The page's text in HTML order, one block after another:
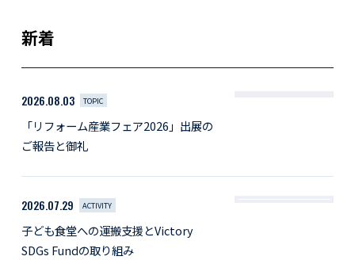
新着
2026.08.03 TOPIC
「リフォーム産業フェア2026」出展の
ご報告と御礼
2026.07.29 ACTIVITY
子ども食堂への運搬支援とVictory
SDGs Fundの取り組み